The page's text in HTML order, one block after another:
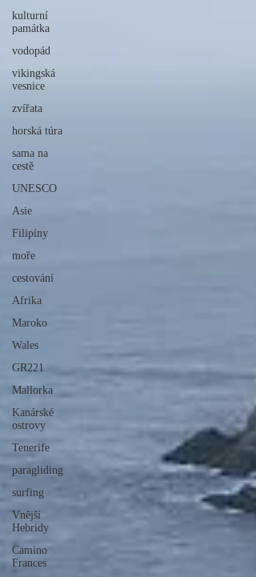
kulturní
památka
vodopád
vikingská
vesnice
zvířata
horská túra
sama na
cestě
UNESCO
Asie
Filipíny
moře
cestování
Afrika
Maroko
Wales
GR221
Mallorka
Kanárské
ostrovy
Tenerife
paragliding
surfing
Vnější
Hebridy
Camino
Frances